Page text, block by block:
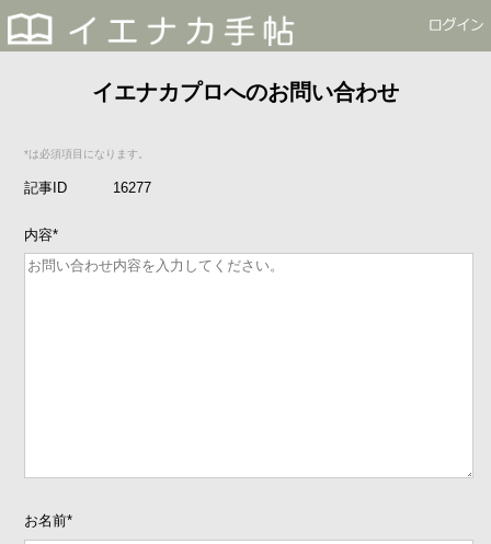
イエナカプロへのお問い合わせ
*は必須項目になります。
記事ID 16277
内容*
お名前*